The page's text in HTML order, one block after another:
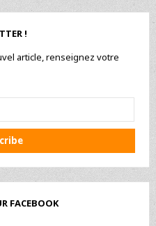
!
article, renseignez votre
FACEBOOK